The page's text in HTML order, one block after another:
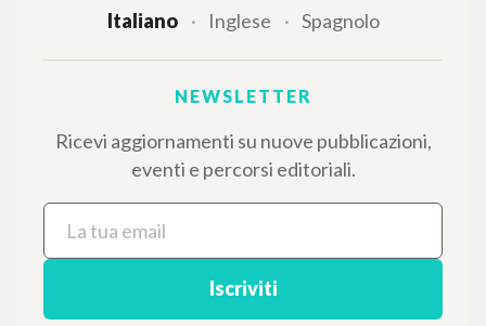
Il portale raccoglie e rende accessibili gli scritti
dedicati.
NAVIGA
Login